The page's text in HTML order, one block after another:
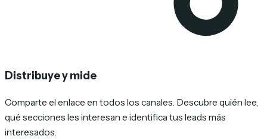
Distribuye y mide
Comparte el enlace en todos los canales. Descubre quién lee,
qué secciones les interesan e identifica tus leads más
interesados.